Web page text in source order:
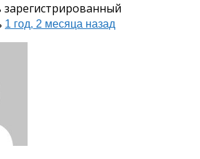
зарегистрированный
1 год, 2 месяца назад